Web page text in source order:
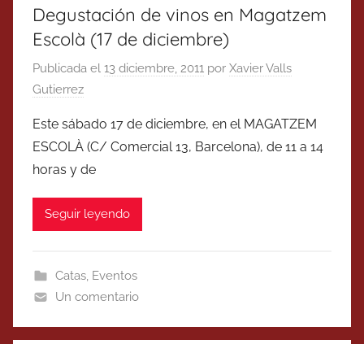
Degustación de vinos en Magatzem
Escolà (17 de diciembre)
Publicada el 13 diciembre, 2011 por Xavier Valls
Gutierrez
Este sábado 17 de diciembre, en el MAGATZEM
ESCOLÀ (C/ Comercial 13, Barcelona), de 11 a 14
horas y de
Seguir leyendo
Catas, Eventos
Un comentario